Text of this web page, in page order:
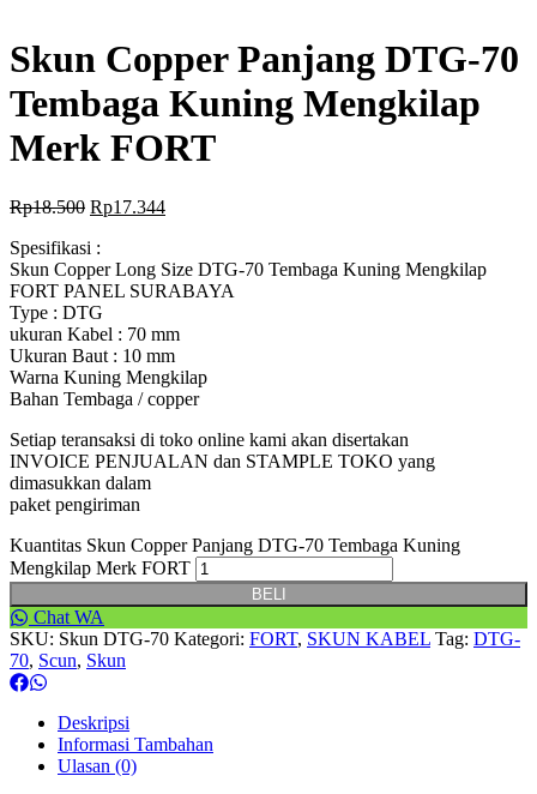
Skun Copper Panjang DTG-70
Tembaga Kuning Mengkilap
Merk FORT
Rp18.500 Rp17.344
Spesifikasi :
Skun Copper Long Size DTG-70 Tembaga Kuning Mengkilap
FORT PANEL SURABAYA
Type : DTG
ukuran Kabel : 70 mm
Ukuran Baut : 10 mm
Warna Kuning Mengkilap
Bahan Tembaga / copper
Setiap teransaksi di toko online kami akan disertakan
INVOICE PENJUALAN dan STAMPLE TOKO yang
dimasukkan dalam
paket pengiriman
Kuantitas Skun Copper Panjang DTG-70 Tembaga Kuning
Mengkilap Merk FORT
BELI
Chat WA
SKU: Skun DTG-70 Kategori: FORT, SKUN KABEL Tag: DTG-
70, Scun, Skun
Deskripsi
Informasi Tambahan
Ulasan (0)